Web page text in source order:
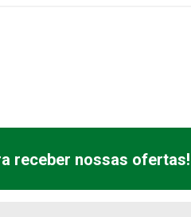
receber nossas ofertas!